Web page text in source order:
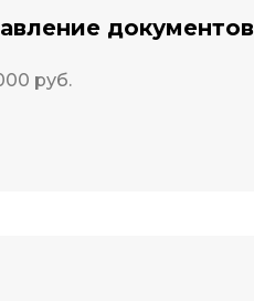
документов
руб.